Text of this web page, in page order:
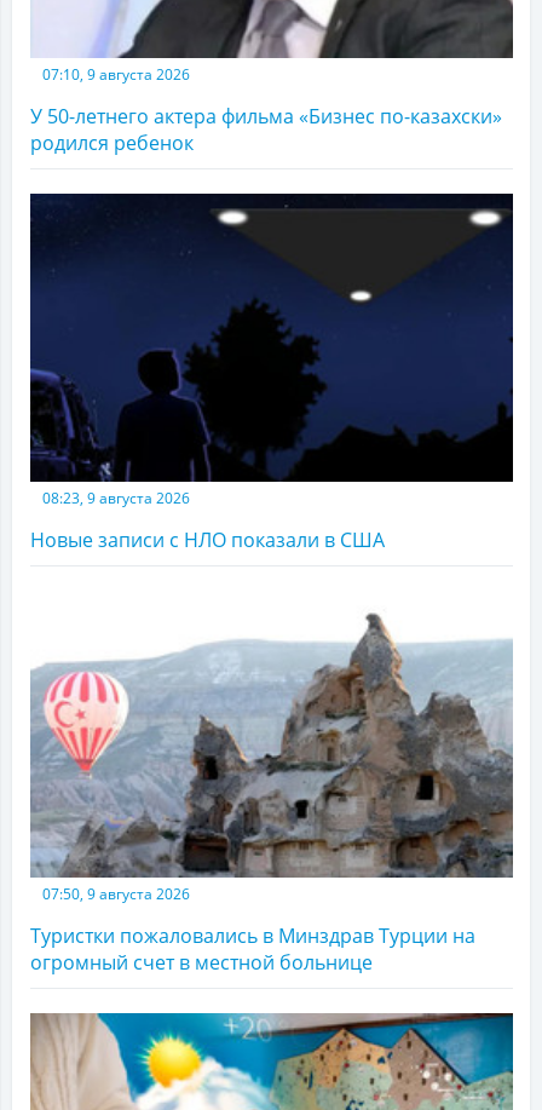
07:10, 9 августа 2026
У 50-летнего актера фильма «Бизнес по-казахски»
родился ребенок
08:23, 9 августа 2026
Новые записи с НЛО показали в США
07:50, 9 августа 2026
Туристки пожаловались в Минздрав Турции на
огромный счет в местной больнице